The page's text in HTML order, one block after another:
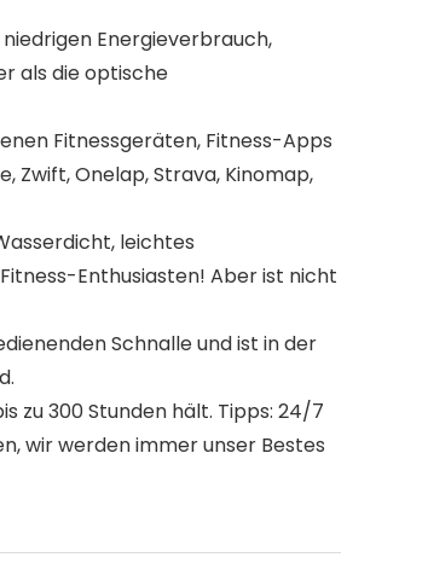
Energieverbrauch,
als die optische
Fitnessgeräten, Fitness-Apps
Zwift, Onelap, Strava, Kinomap,
leichtes
Enthusiasten! Aber ist nicht
Schnalle und ist in der
zu 300 Stunden hält. Tipps: 24/7
wir werden immer unser Bestes